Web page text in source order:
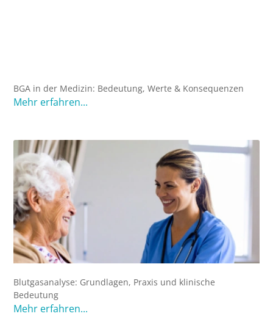
BGA in der Medizin: Bedeutung, Werte & Konsequenzen
Mehr erfahren...
Blutgasanalyse: Grundlagen, Praxis und klinische
Bedeutung
Mehr erfahren...